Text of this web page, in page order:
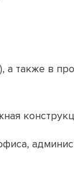
а также в